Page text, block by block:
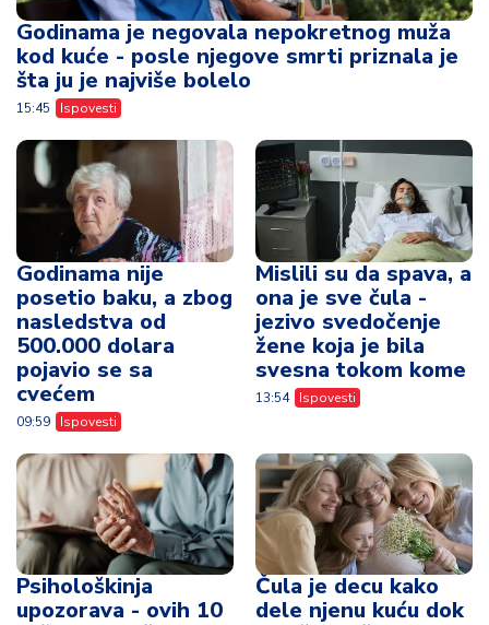
Godinama je negovala nepokretnog muža
kod kuće - posle njegove smrti priznala je
šta ju je najviše bolelo
15:45 Ispovesti
Godinama nije
posetio baku, a zbog
nasledstva od
500.000 dolara
pojavio se sa
cvećem
09:59 Ispovesti
Mislili su da spava, a
ona je sve čula -
jezivo svedočenje
žene koja je bila
svesna tokom kome
13:54 Ispovesti
Psihološkinja
upozorava - ovih 10
Čula je decu kako
dele njenu kuću dok